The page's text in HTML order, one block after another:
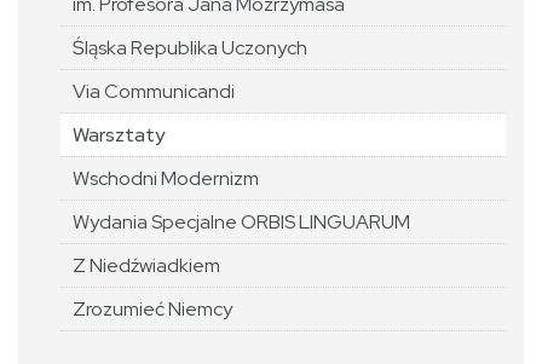
Śląska Republika Uczonych
Via Communicandi
Warsztaty
Wschodni Modernizm
Wydania Specjalne ORBIS LINGUARUM
Z Niedźwiadkiem
Zrozumieć Niemcy